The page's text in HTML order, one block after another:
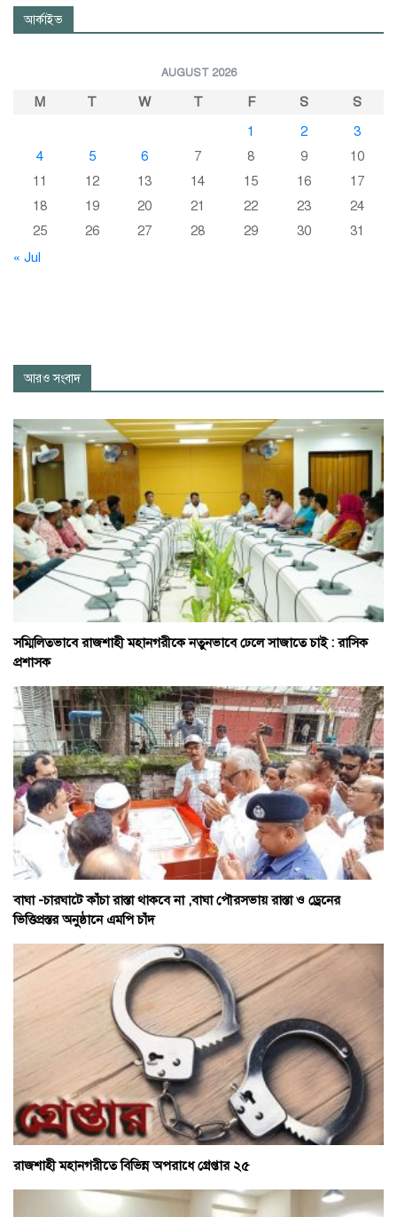
আর্কাইভ
AUGUST 2026
M T W T F S
S
1
2
3
4
5 6 7 8 9
10
11
12 13 14 15 16
17
18
19 20 21 22 23
24
25
26 27 28 29 30
31
« Jul
আরও সংবাদ
সম্মিলিতভাবে রাজশাহী মহানগরীকে নতুনভাবে ঢেলে সাজাতে চাই : রাসিক
প্রশাসক
বাঘা -চারঘাটে কাঁচা রাস্তা থাকবে না ,বাঘা পৌরসভায় রাস্তা ও ড্রেনের
ভিত্তিপ্রস্তর অনুষ্ঠানে এমপি চাঁদ
রাজশাহী মহানগরীতে বিভিন্ন অপরাধে গ্রেপ্তার ২৫